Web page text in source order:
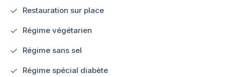
Restauration sur place
Régime végétarien
Régime sans sel
Régime spécial diabète